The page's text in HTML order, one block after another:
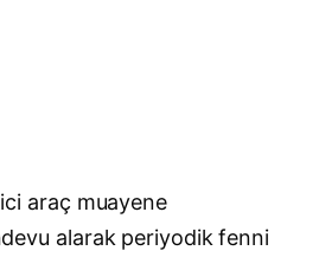
araç muayene
alarak periyodik fenni